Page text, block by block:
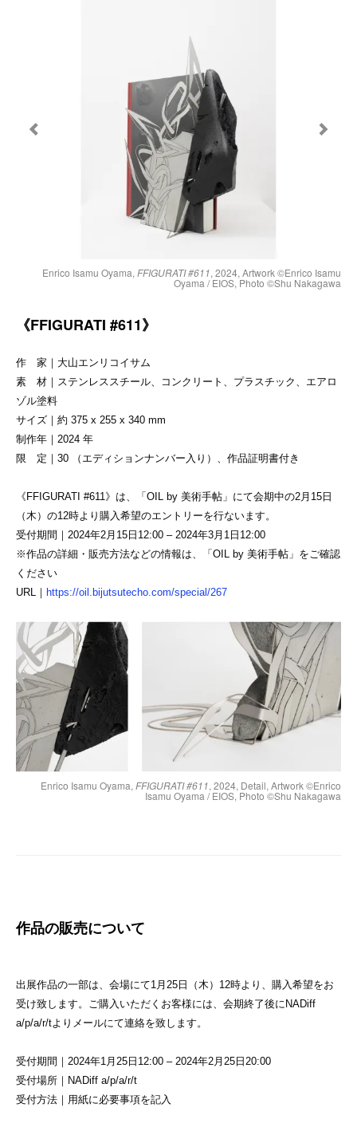
Enrico Isamu Oyama, FFIGURATI #611, 2024, Artwork ©︎Enrico Isamu
Oyama / EIOS, Photo ©︎Shu Nakagawa
《FFIGURATI #611》
作 家｜大山エンリコイサム
素 材｜ステンレススチール、コンクリート、プラスチック、エアロ
ゾル塗料
サイズ｜約 375 x 255 x 340 mm
制作年｜2024 年
限 定｜30 （エディションナンバー入り）、作品証明書付き
《FFIGURATI #611》は、「OIL by 美術⼿帖」にて会期中の2⽉15⽇
（木）の12時より購入希望のエントリーを行ないます。
受付期間｜2024年2月15日12:00 – 2024年3月1日12:00
※作品の詳細・販売方法などの情報は、「OIL by 美術手帖」をご確認
ください
URL｜ https://oil.bijutsutecho.com/special/267
Enrico Isamu Oyama, FFIGURATI #611, 2024, Detail, Artwork ©︎Enrico
Isamu Oyama / EIOS, Photo ©︎Shu Nakagawa
作品の販売について
出展作品の一部は、会場にて1月25日（木）12時より、購入希望をお
受け致します。ご購入いただくお客様には、会期終了後にNADiff
a/p/a/r/tよりメールにて連絡を致します。
受付期間｜2024年1月25日12:00 – 2024年2月25日20:00
受付場所｜NADiff a/p/a/r/t
受付方法｜用紙に必要事項を記入